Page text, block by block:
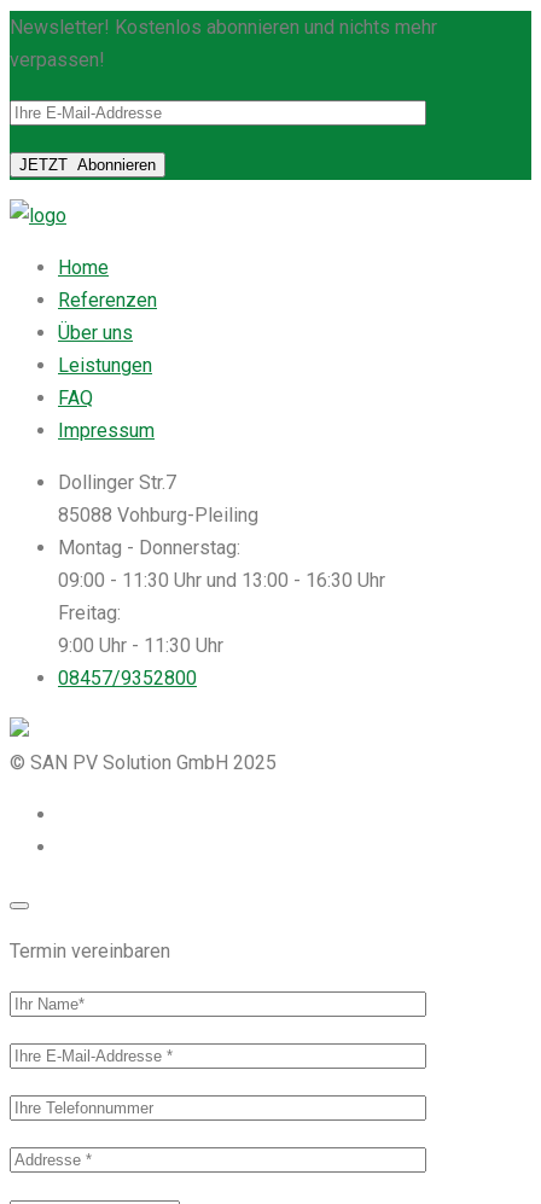
Newsletter! Kostenlos abonnieren und nichts mehr
verpassen!
JETZT Abonnieren
Home
Referenzen
Über uns
Leistungen
FAQ
Impressum
Dollinger Str.7
85088 Vohburg-Pleiling
Montag - Donnerstag:
09:00 - 11:30 Uhr und 13:00 - 16:30 Uhr
Freitag:
9:00 Uhr - 11:30 Uhr
08457/9352800
© SAN PV Solution GmbH 2025
Termin vereinbaren